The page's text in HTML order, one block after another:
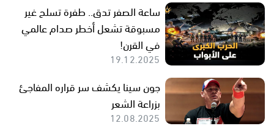
ساعة الصفر تدق.. طفرة تسلح غير
مسبوقة تشعل أخطر صدام عالمي
في القرن!
19.12.2025
جون سينا يكشف سر قراره المفاجئ
بزراعة الشعر
12.08.2025